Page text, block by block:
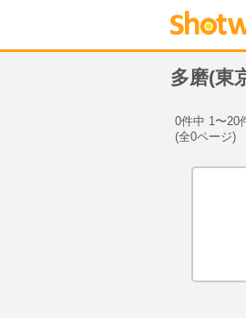
多磨(東
0件中 1〜20
(全0ページ)